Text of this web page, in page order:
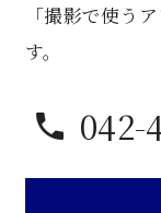
「撮影で使う
す。
042-